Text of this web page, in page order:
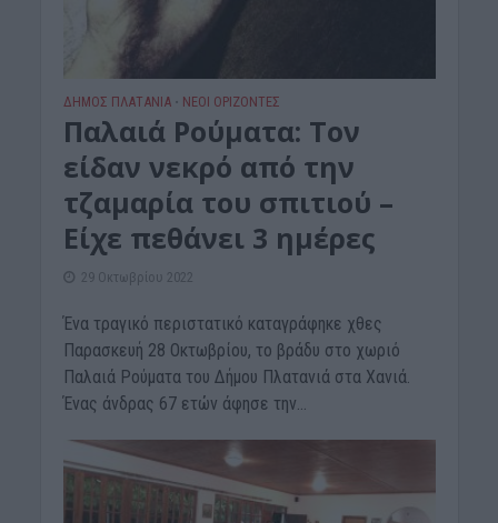
ΔΉΜΟΣ ΠΛΑΤΑΝΙΆ • ΝΕΟΙ ΟΡΙΖΟΝΤΕΣ
Παλαιά Ρούματα: Τον
είδαν νεκρό από την
τζαμαρία του σπιτιού –
Είχε πεθάνει 3 ημέρες
29 Οκτωβρίου 2022
Ένα τραγικό περιστατικό καταγράφηκε χθες
Παρασκευή 28 Οκτωβρίου, το βράδυ στο χωριό
Παλαιά Ρούματα του Δήμου Πλατανιά στα Χανιά.
Ένας άνδρας 67 ετών άφησε την...